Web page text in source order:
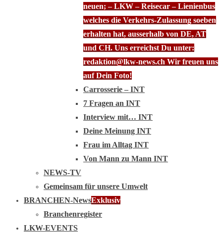
neuen; – LKW – Reisecar – Lienienbus
welches die Verkehrs-Zulassung soeben
erhalten hat, ausserhalb von DE, AT
und CH. Uns erreichst Du unter:
redaktion@lkw-news.ch Wir freuen uns
auf Dein Foto!
Carrosserie – INT
7 Fragen an INT
Interview mit… INT
Deine Meinung INT
Frau im Alltag INT
Von Mann zu Mann INT
NEWS-TV
Gemeinsam für unsere Umwelt
BRANCHEN-NewsExklusiv
Branchenregister
LKW-EVENTS